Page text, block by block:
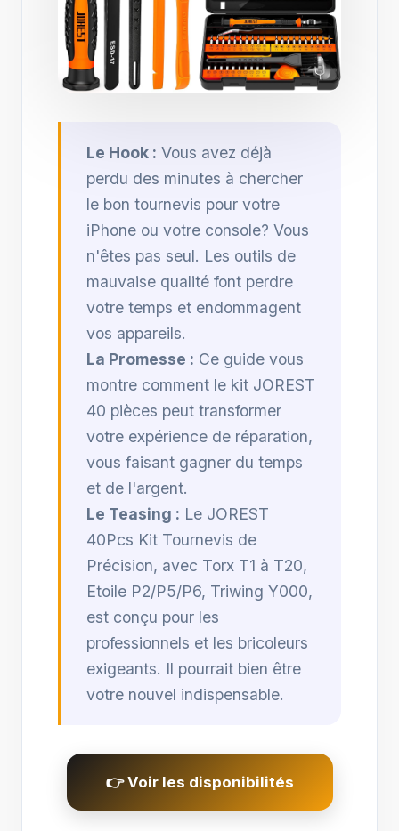
Le Hook : Vous avez déjà
perdu des minutes à chercher
le bon tournevis pour votre
iPhone ou votre console? Vous
n'êtes pas seul. Les outils de
mauvaise qualité font perdre
votre temps et endommagent
vos appareils.
La Promesse : Ce guide vous
montre comment le kit JOREST
40 pièces peut transformer
votre expérience de réparation,
vous faisant gagner du temps
et de l'argent.
Le Teasing : Le JOREST
40Pcs Kit Tournevis de
Précision, avec Torx T1 à T20,
Etoile P2/P5/P6, Triwing Y000,
est conçu pour les
professionnels et les bricoleurs
exigeants. Il pourrait bien être
votre nouvel indispensable.
👉 Voir les disponibilités